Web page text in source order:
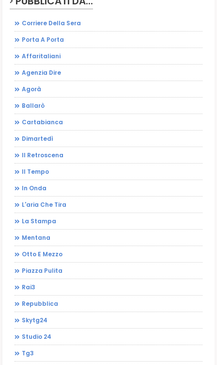
Corriere Della Sera
Porta A Porta
Affaritaliani
Agenzia Dire
Agorà
Ballarò
Cartabianca
Dimartedì
Il Retroscena
Il Tempo
In Onda
L'aria Che Tira
La Stampa
Mentana
Otto E Mezzo
Piazza Pulita
Rai3
Repubblica
Skytg24
Studio 24
Tg3